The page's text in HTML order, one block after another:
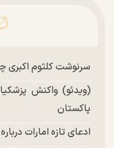
سرنوشت کلثوم اکبری
(ویدئو) واکنش
پاکستان
ادعای تازه امارات